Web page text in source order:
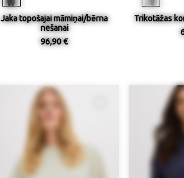
Jaka topošajai māmiņai/bērna
nešanai
96,90 €
Trikotāžas